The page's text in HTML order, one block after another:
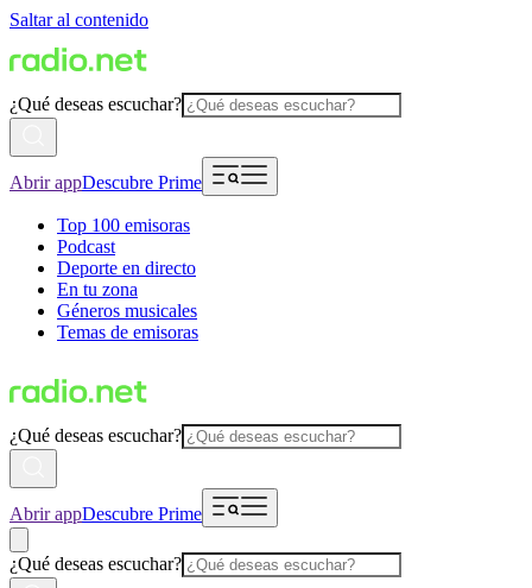
Saltar al contenido
¿Qué deseas escuchar?
Abrir appDescubre Prime
Top 100 emisoras
Podcast
Deporte en directo
En tu zona
Géneros musicales
Temas de emisoras
¿Qué deseas escuchar?
Abrir appDescubre Prime
¿Qué deseas escuchar?